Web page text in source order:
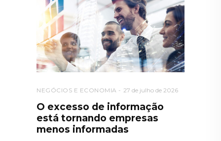
NEGÓCIOS E ECONOMIA 27 de julho de 2026
O excesso de informação
está tornando empresas
menos informadas